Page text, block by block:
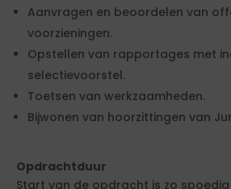
Aanvragen en beoordelen van
voorzieningen.
Opstellen van rapportages met
selectievoorstel.
Toetsen van werkzaamheden.
Bijwonen van hoorzittingen van
Opdrachtduur
Start van de opdracht is zo